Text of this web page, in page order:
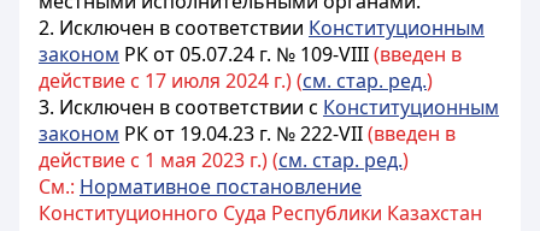
2. Исключен в соответствии Конституционным
законом РК от 05.07.24 г. № 109-VIII(введен в
действие с 17 июля 2024 г.) (см. стар. ред.)
3. Исключен в соответствии с Конституционным
законом РК от 19.04.23 г. № 222-VII(введен в
действие с 1 мая 2023 г.) (см. стар. ред.)
См.: Нормативное постановление
Конституционного Суда Республики Казахстан